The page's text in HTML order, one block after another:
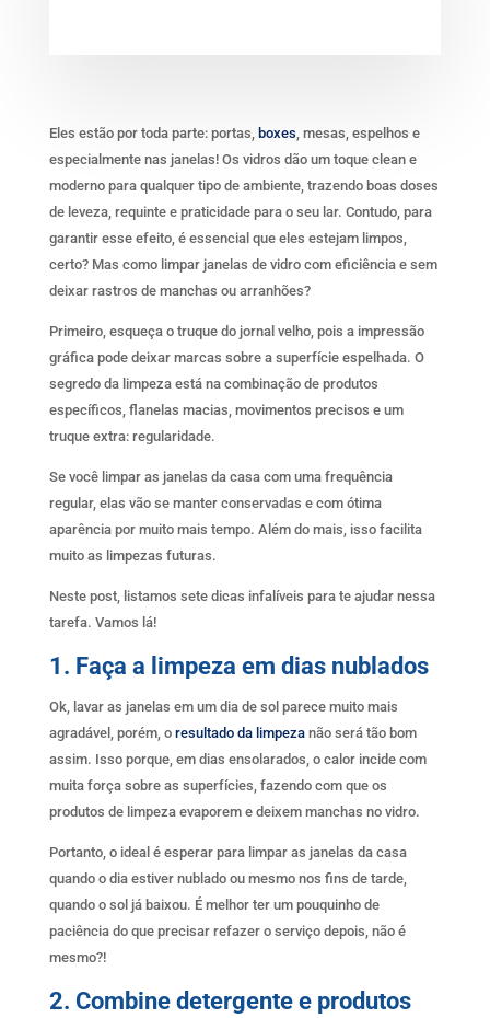
Eles estão por toda parte: portas, boxes , mesas, espelhos e
especialmente nas janelas! Os vidros dão um toque clean e
moderno para qualquer tipo de ambiente, trazendo boas doses
de leveza, requinte e praticidade para o seu lar. Contudo, para
garantir esse efeito, é essencial que eles estejam limpos,
certo? Mas como limpar janelas de vidro com eficiência e sem
deixar rastros de manchas ou arranhões?
Primeiro, esqueça o truque do jornal velho, pois a impressão
gráfica pode deixar marcas sobre a superfície espelhada. O
segredo da limpeza está na combinação de produtos
específicos, flanelas macias, movimentos precisos e um
truque extra: regularidade.
Se você limpar as janelas da casa com uma frequência
regular, elas vão se manter conservadas e com ótima
aparência por muito mais tempo. Além do mais, isso facilita
muito as limpezas futuras.
Neste post, listamos sete dicas infalíveis para te ajudar nessa
tarefa. Vamos lá!
1. Faça a limpeza em dias nublados
Ok, lavar as janelas em um dia de sol parece muito mais
agradável, porém, o resultado da limpezanão será tão bom
assim. Isso porque, em dias ensolarados, o calor incide com
muita força sobre as superfícies, fazendo com que os
produtos de limpeza evaporem e deixem manchas no vidro.
Portanto, o ideal é esperar para limpar as janelas da casa
quando o dia estiver nublado ou mesmo nos fins de tarde,
quando o sol já baixou. É melhor ter um pouquinho de
paciência do que precisar refazer o serviço depois, não é
mesmo?!
2. Combine detergente e produtos